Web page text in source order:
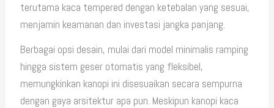
terutama kaca tempered dengan ketebalan yang sesuai,
menjamin keamanan dan investasi jangka panjang.
Berbagai opsi desain, mulai dari model minimalis ramping
hingga sistem geser otomatis yang fleksibel,
memungkinkan kanopi ini disesuaikan secara sempurna
dengan gaya arsitektur apa pun. Meskipun kanopi kaca